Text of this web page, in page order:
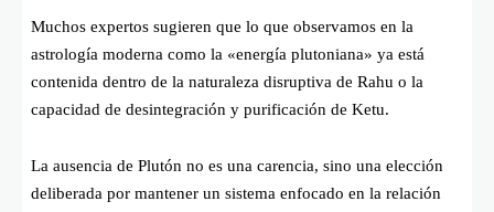
Muchos expertos sugieren que lo que observamos en la
astrología moderna como la «energía plutoniana» ya está
contenida dentro de la naturaleza disruptiva de Rahu o la
capacidad de desintegración y purificación de Ketu.
La ausencia de Plutón no es una carencia, sino una elección
deliberada por mantener un sistema enfocado en la relación